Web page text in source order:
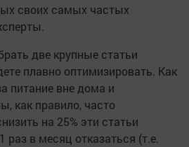
своих самых частых
две крупные статьи
плавно оптимизировать. Как
питание вне дома и
как правило, часто
на 25% эти статьи
раз в месяц отказаться (т.е.